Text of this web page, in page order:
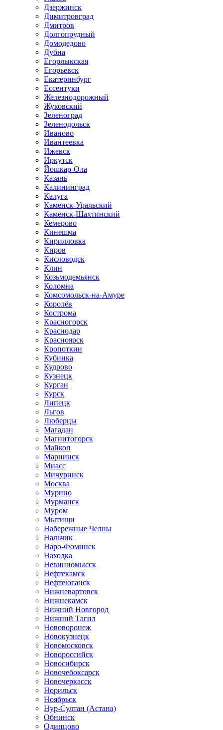
Дзержинск
Димитровград
Дмитров
Долгопрудный
Домодедово
Дубна
Егорлыкская
Егорьевск
Екатеринбург
Ессентуки
Железнодорожный
Жуковский
Зеленоград
Зеленодольск
Иваново
Ивантеевка
Ижевск
Иркутск
Йошкар-Ола
Казань
Калининград
Калуга
Каменск-Уральский
Каменск-Шахтинский
Кемерово
Кинешма
Кирилловка
Киров
Кисловодск
Клин
Козьмодемьянск
Коломна
Комсомольск-на-Амуре
Королёв
Кострома
Красногорск
Краснодар
Красноярск
Кропоткин
Кубинка
Кудрово
Кузнецк
Курган
Курск
Липецк
Льгов
Люберцы
Магадан
Магнитогорск
Майкоп
Мариинск
Миасс
Мичуринск
Москва
Мурино
Мурманск
Муром
Мытищи
Набережные Челны
Нальчик
Наро-Фоминск
Находка
Невинномысск
Нефтекамск
Нефтеюганск
Нижневартовск
Нижнекамск
Нижний Новгород
Нижний Тагил
Нововоронеж
Новокузнецк
Новомосковск
Новороссийск
Новосибирск
Новочебоксарск
Новочеркасск
Норильск
Ноябрьск
Нур-Султан (Астана)
Обнинск
Одинцово